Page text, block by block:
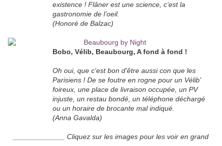
existence ! Flâner est une science, c’est la
gastronomie de l’oeil.
(Honoré de Balzac)
Bobo, Vélib, Beaubourg, A fond à fond !
Oh oui, que c'est bon d'être aussi con que les
Parisiens ! De se foutre en rogne pour un Vélib'
foireux, une place de livraison occupée, un PV
injuste, un restau bondé, un téléphone déchargé
ou un horaire de brocante mal indiqué.
(Anna Gavalda)
_____________ Cliquez sur les images pour les voir en grand